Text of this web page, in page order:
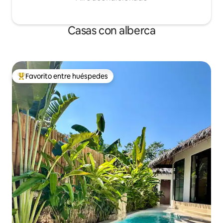
Casas con alberca
De los mejores en Favorito entre huéspedes
Favorito entre huéspedes